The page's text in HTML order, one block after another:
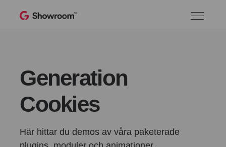
Generation
Cookies
Här hittar du demos av våra paketerade